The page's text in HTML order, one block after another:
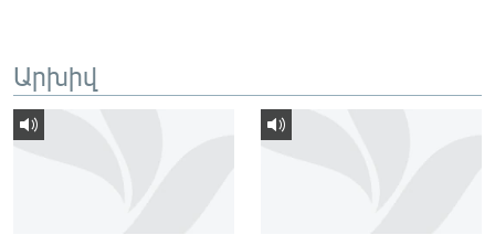
ՓՈԴՔԱՍԹ
Հայերեն
Արխիվ